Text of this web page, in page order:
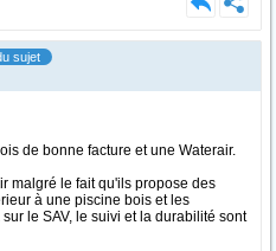
sujet
de bonne facture et une Waterair.
malgré le fait qu'ils propose des
à une piscine bois et les
le SAV, le suivi et la durabilité sont